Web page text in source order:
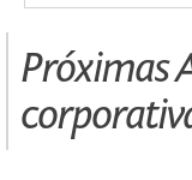
Próximas